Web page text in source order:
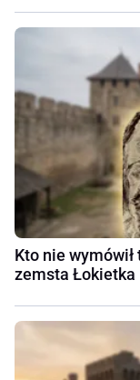
Kto nie wymówił
zemsta Łokietka